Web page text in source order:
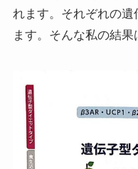
れます。それぞれの
ます。そんな私の結果